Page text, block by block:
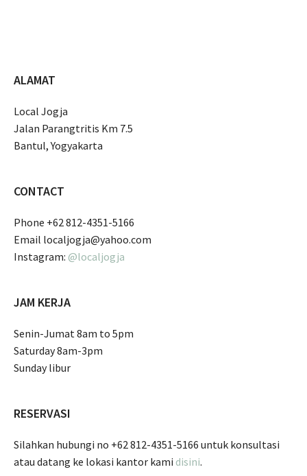
ALAMAT
Local Jogja
Jalan Parangtritis Km 7.5
Bantul, Yogyakarta
CONTACT
Phone +62 812-4351-5166
Email localjogja@yahoo.com
Instagram: @localjogja
JAM KERJA
Senin-Jumat 8am to 5pm
Saturday 8am-3pm
Sunday libur
RESERVASI
Silahkan hubungi no +62 812-4351-5166 untuk konsultasi
atau datang ke lokasi kantor kami disini.